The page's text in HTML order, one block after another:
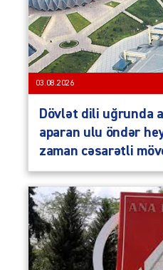
03.08.2026
Dövlət dili uğrunda
aparan ulu öndər
zaman cəsarətli